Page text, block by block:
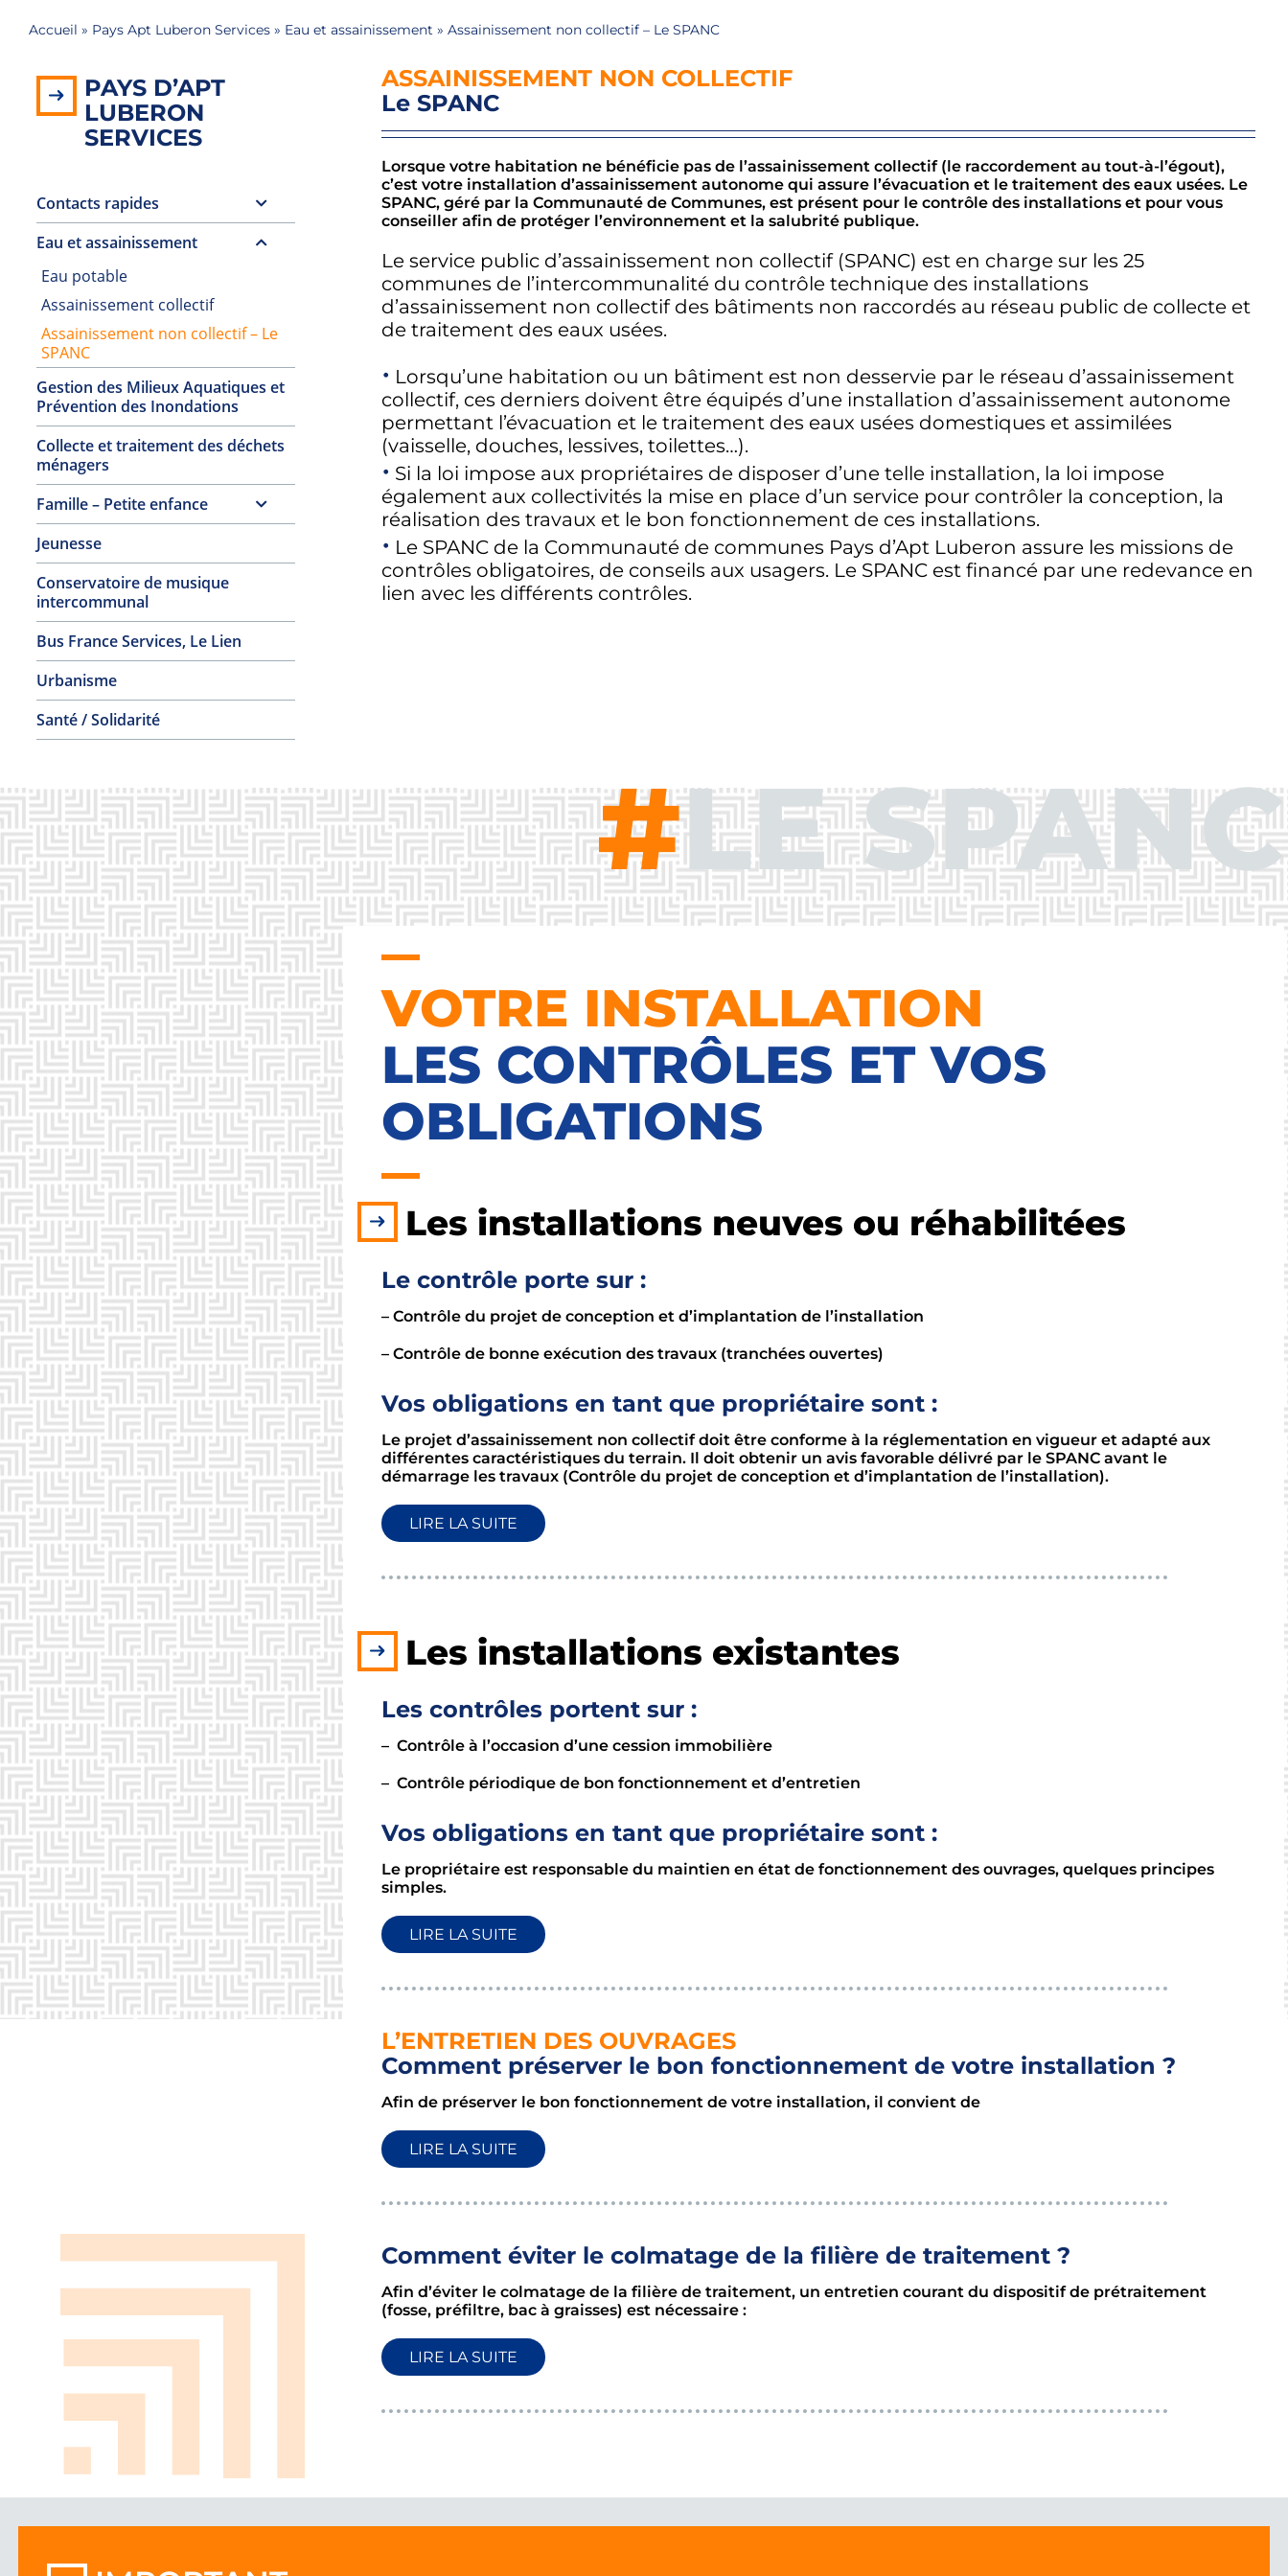
Accueil » Pays Apt Luberon Services» Eau et assainissement » Assainissement non collectif – Le SPANC
PAYS D’APT
LUBERON
SERVICES
Contacts rapides
Eau et assainissement
Eau potable
Assainissement collectif
Assainissement non collectif – Le
SPANC
Gestion des Milieux Aquatiques et
Prévention des Inondations
Collecte et traitement des déchets
ménagers
Famille – Petite enfance
Jeunesse
Conservatoire de musique
intercommunal
Bus France Services, Le Lien
Urbanisme
Santé / Solidarité
ASSAINISSEMENT NON COLLECTIF
Le SPANC
Lorsque votre habitation ne bénéficie pas de l’assainissement collectif (le raccordement au tout-à-l’égout),
c’est votre installation d’assainissement autonome qui assure l’évacuation et le traitement des eaux usées. Le
SPANC, géré par la Communauté de Communes, est présent pour le contrôle des installations et pour vous
conseiller afin de protéger l’environnement et la salubrité publique.
Le service public d’assainissement non collectif (SPANC) est en charge sur les 25
communes de l’intercommunalité du contrôle technique des installations
d’assainissement non collectif des bâtiments non raccordés au réseau public de collecte et
de traitement des eaux usées.
Lorsqu’une habitation ou un bâtiment est non desservie par le réseau d’assainissement
collectif, ces derniers doivent être équipés d’une installation d’assainissement autonome
permettant l’évacuation et le traitement des eaux usées domestiques et assimilées
(vaisselle, douches, lessives, toilettes…).
Si la loi impose aux propriétaires de disposer d’une telle installation, la loi impose
également aux collectivités la mise en place d’un service pour contrôler la conception, la
réalisation des travaux et le bon fonctionnement de ces installations.
Le SPANC de la Communauté de communes Pays d’Apt Luberon assure les missions de
contrôles obligatoires, de conseils aux usagers. Le SPANC est financé par une redevance en
lien avec les différents contrôles.
#LE SPANC
VOTRE INSTALLATION
LES CONTRÔLES ET VOS
OBLIGATIONS
Les installations neuves ou réhabilitées
Le contrôle porte sur :
– Contrôle du projet de conception et d’implantation de l’installation
– Contrôle de bonne exécution des travaux (tranchées ouvertes)
Vos obligations en tant que propriétaire sont :
Le projet d’assainissement non collectif doit être conforme à la réglementation en vigueur et adapté aux
différentes caractéristiques du terrain. Il doit obtenir un avis favorable délivré par le SPANC avant le
démarrage les travaux (Contrôle du projet de conception et d’implantation de l’installation).
LIRE LA SUITE
Les installations existantes
Les contrôles portent sur :
– Contrôle à l’occasion d’une cession immobilière
– Contrôle périodique de bon fonctionnement et d’entretien
Vos obligations en tant que propriétaire sont :
Le propriétaire est responsable du maintien en état de fonctionnement des ouvrages, quelques principes
simples.
LIRE LA SUITE
L’ENTRETIEN DES OUVRAGES
Comment préserver le bon fonctionnement de votre installation ?
Afin de préserver le bon fonctionnement de votre installation, il convient de
LIRE LA SUITE
Comment éviter le colmatage de la filière de traitement ?
Afin d’éviter le colmatage de la filière de traitement, un entretien courant du dispositif de prétraitement
(fosse, préfiltre, bac à graisses) est nécessaire :
LIRE LA SUITE